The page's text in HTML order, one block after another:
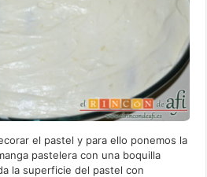
el pastel y para ello ponemos la
pastelera con una boquilla
la superficie del pastel con